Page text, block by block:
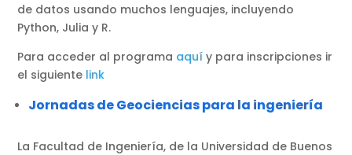
de datos usando muchos lenguajes, incluyendo
Python, Julia y R.
Para acceder al programa aquí y para inscripciones ir
el siguiente link
Jornadas de Geociencias para la ingeniería
La Facultad de Ingeniería, de la Universidad de Buenos